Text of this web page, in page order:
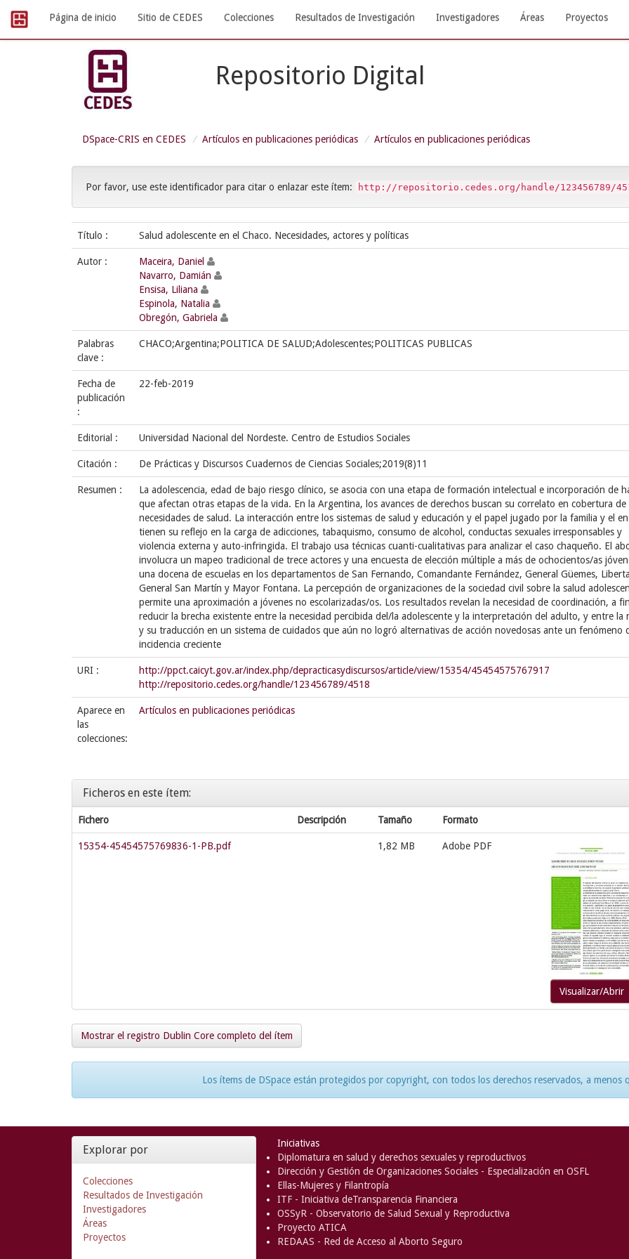
navigation
Página de inicio Sitio de CEDES Colecciones Resultados de Investigación Investigadores Áreas Proyectos
Repositorio Digital
DSpace-CRIS en CEDES Artículos en publicaciones periódicas Artículos en publicaciones periódicas
Por favor, use este identificador para citar o enlazar este ítem: http://repositorio.cedes.org/handle/123456789/
Título : Salud adolescente en el Chaco. Necesidades, actores y políticas
Autor :
Maceira, Daniel
Navarro, Damián
Ensisa, Liliana
Espinola, Natalia
Obregón, Gabriela
Palabras
clave :
CHACO;Argentina;POLITICA DE SALUD;Adolescentes;POLITICAS PUBLICAS
Fecha de
publicación
:
22-feb-2019
Editorial : Universidad Nacional del Nordeste. Centro de Estudios Sociales
Citación : De Prácticas y Discursos Cuadernos de Ciencias Sociales;2019(8)11
Resumen :
La adolescencia, edad de bajo riesgo clínico, se asocia con una etapa de formación intelectual e incorporación de
que afectan otras etapas de la vida. En la Argentina, los avances de derechos buscan su correlato en cobertura de
necesidades de salud. La interacción entre los sistemas de salud y educación y el papel jugado por la familia y el
tienen su reflejo en la carga de adicciones, tabaquismo, consumo de alcohol, conductas sexuales irresponsables y
violencia externa y auto-infringida. El trabajo usa técnicas cuanti-cualitativas para analizar el caso chaqueño. El
involucra un mapeo tradicional de trece actores y una encuesta de elección múltiple a más de ochocientos/as
una docena de escuelas en los departamentos de San Fernando, Comandante Fernández, General Güemes,
General San Martín y Mayor Fontana. La percepción de organizaciones de la sociedad civil sobre la salud
permite una aproximación a jóvenes no escolarizadas/os. Los resultados revelan la necesidad de coordinación, a
reducir la brecha existente entre la necesidad percibida del/la adolescente y la interpretación del adulto, y entre la
y su traducción en un sistema de cuidados que aún no logró alternativas de acción novedosas ante un fenómeno
incidencia creciente
URI :
http://ppct.caicyt.gov.ar/index.php/depracticasydiscursos/article/view/15354/45454575767917
http://repositorio.cedes.org/handle/123456789/4518
Aparece en
las
colecciones:
Artículos en publicaciones periódicas
Ficheros en este ítem:
Fichero Descripción Tamaño Formato
15354-45454575769836-1-PB.pdf 1,82 MB Adobe PDF
Visualizar/Abrir
Mostrar el registro Dublin Core completo del ítem
Los ítems de DSpace están protegidos por copyright, con todos los derechos reservados, a menos
Explorar por
Colecciones
Resultados de Investigación
Investigadores
Áreas
Proyectos
Iniciativas
Diplomatura en salud y derechos sexuales y reproductivos
Dirección y Gestión de Organizaciones Sociales - Especialización en OSFL
Ellas-Mujeres y Filantropía
ITF - Iniciativa deTransparencia Financiera
OSSyR - Observatorio de Salud Sexual y Reproductiva
Proyecto ATICA
REDAAS - Red de Acceso al Aborto Seguro